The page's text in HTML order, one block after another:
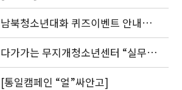
모전 결과발표 연기 안내
남북청소년대화 퀴즈이벤트 안내입
니다.
다가가는 무지개청소년센터 “실무자
워크숍” 안내 및 신청
[통일캠페인 “얼”싸안고]